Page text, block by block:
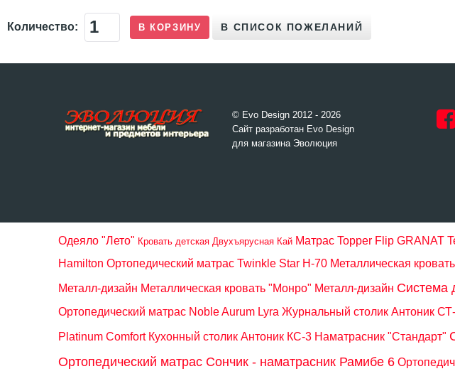
Количество:
© Evo Design 2012 - 2026
Сайт разработан Evo Design
для магазина Эволюция
Одеяло "Лето" Кровать детская Двухъярусная Кай Матрас Topper Flip GRANAT
Hamilton Ортопедический матрас Twinkle Star H-70 Металлическая
Металл-дизайн Металлическая кровать "Монро" Металл-дизайн Система
Ортопедический матрас Noble Aurum Lyra Журнальный столик Антоник
Platinum Comfort Кухонный столик Антоник КС-3 Наматрасник "Стандарт"
Ортопедический матрас Сончик - наматрасник Рамибе 6